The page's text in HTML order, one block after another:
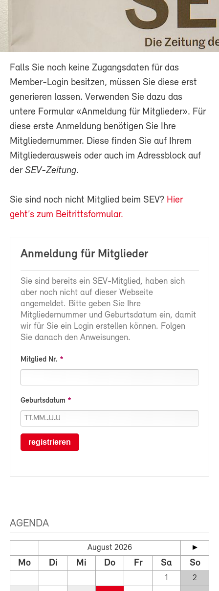
Falls Sie noch keine Zugangsdaten für das
Member-Login besitzen, müssen Sie diese erst
generieren lassen. Verwenden Sie dazu das
untere Formular «Anmeldung für Mitglieder». Für
diese erste Anmeldung benötigen Sie Ihre
Mitgliedernummer. Diese finden Sie auf Ihrem
Mitgliederausweis oder auch im Adressblock auf
der SEV-Zeitung.
Sie sind noch nicht Mitglied beim SEV? Hier
geht’s zum Beitrittsformular.
Anmeldung für Mitglieder
Sie sind bereits ein SEV-Mitglied, haben sich
aber noch nicht auf dieser Webseite
angemeldet. Bitte geben Sie Ihre
Mitgliedernummer und Geburtsdatum ein, damit
wir für Sie ein Login erstellen können. Folgen
Sie danach den Anweisungen.
Mitglied Nr.
Geburtsdatum
registrieren
AGENDA
August 2026
Mo Di Mi Do Fr Sa So
1
2